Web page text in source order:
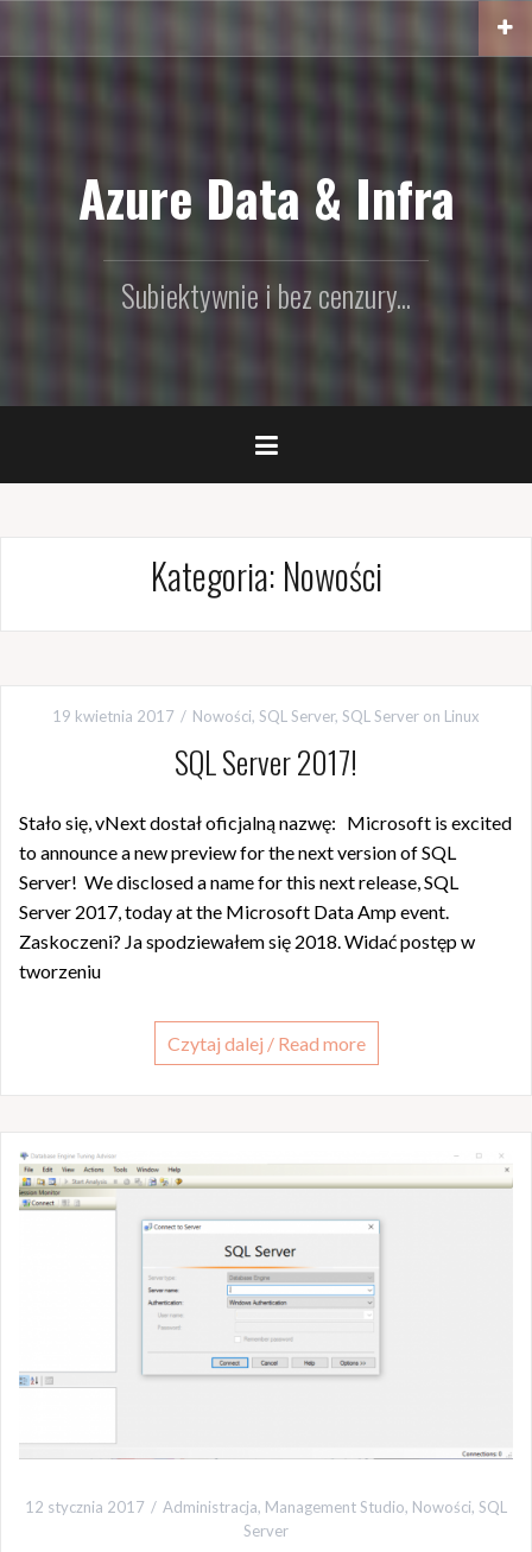
Azure Data & Infra
Subiektywnie i bez cenzury...
Kategoria: Nowości
19 kwietnia 2017 Nowości, SQL Server, SQL Server on Linux
SQL Server 2017!
Stało się, vNext dostał oficjalną nazwę: Microsoft is excited
to announce a new preview for the next version of SQL
Server! We disclosed a name for this next release, SQL
Server 2017, today at the Microsoft Data Amp event.
Zaskoczeni? Ja spodziewałem się 2018. Widać postęp w
tworzeniu
Czytaj dalej / Read more
12 stycznia 2017 Administracja, Management Studio, Nowości, SQL
Server